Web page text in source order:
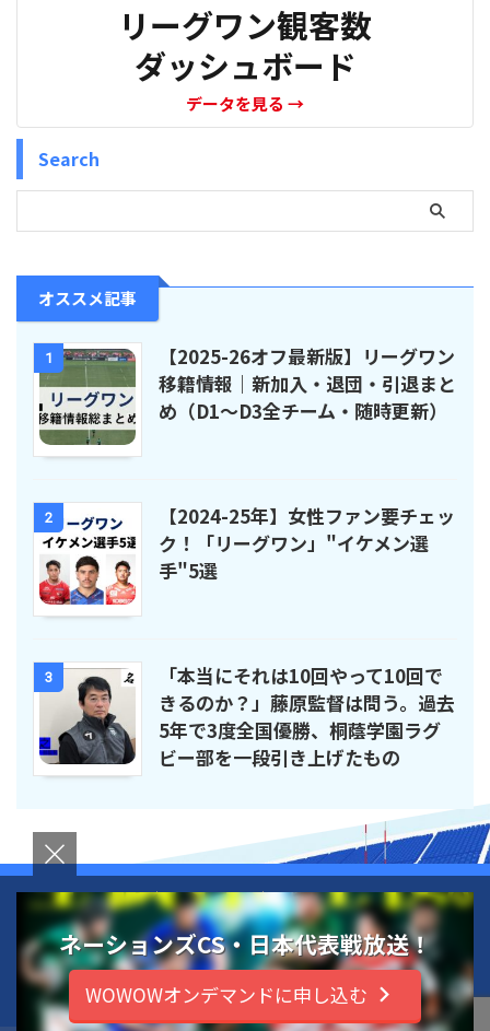
リーグワン観客数
ダッシュボード
データを見る →
Search
オススメ記事
1
【2025-26オフ最新版】リーグワン
移籍情報｜新加入・退団・引退まと
め（D1〜D3全チーム・随時更新）
2
【2024-25年】女性ファン要チェッ
ク！「リーグワン」"イケメン選
手"5選
3
「本当にそれは10回やって10回で
きるのか？」藤原監督は問う。過去
5年で3度全国優勝、桐蔭学園ラグ
ビー部を一段引き上げたもの
運営者情報 お問い合わせ プライバシーポリシー
ラグビー新時代を読む
ネーションズCS・日本代表戦放送！
WOWOWオンデマンドに申し込む